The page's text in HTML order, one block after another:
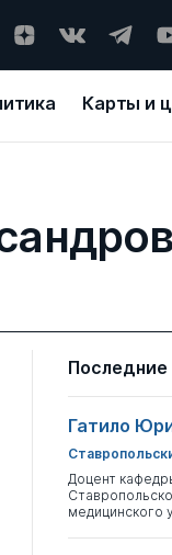
Карты и
Гатило
Доцент
медицинского